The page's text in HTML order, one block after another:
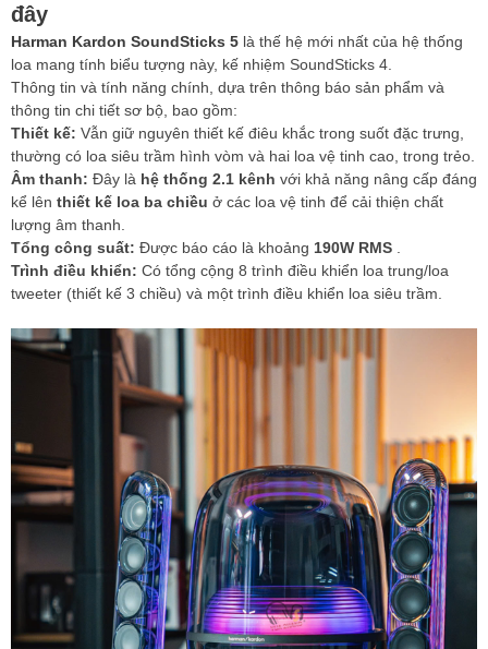
đây
Harman Kardon SoundSticks 5 là thế hệ mới nhất của hệ thống
loa mang tính biểu tượng này, kế nhiệm SoundSticks 4.
Thông tin và tính năng chính, dựa trên thông báo sản phẩm và
thông tin chi tiết sơ bộ, bao gồm:
Thiết kế: Vẫn giữ nguyên thiết kế điêu khắc trong suốt đặc trưng, ​​
thường có loa siêu trầm hình vòm và hai loa vệ tinh cao, trong trẻo.
Âm thanh: Đây là hệ thống 2.1 kênh với khả năng nâng cấp đáng
kể lên thiết kế loa ba chiều ở các loa vệ tinh để cải thiện chất
lượng âm thanh.
Tổng công suất: Được báo cáo là khoảng 190W RMS
Trình điều khiển: Có tổng cộng 8 trình điều khiển loa trung/loa
tweeter (thiết kế 3 chiều) và một trình điều khiển loa siêu trầm.